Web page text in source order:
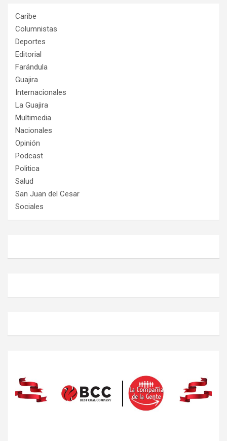
Caribe
Columnistas
Deportes
Editorial
Farándula
Guajira
Internacionales
La Guajira
Multimedia
Nacionales
Opinión
Podcast
Politica
Salud
San Juan del Cesar
Sociales